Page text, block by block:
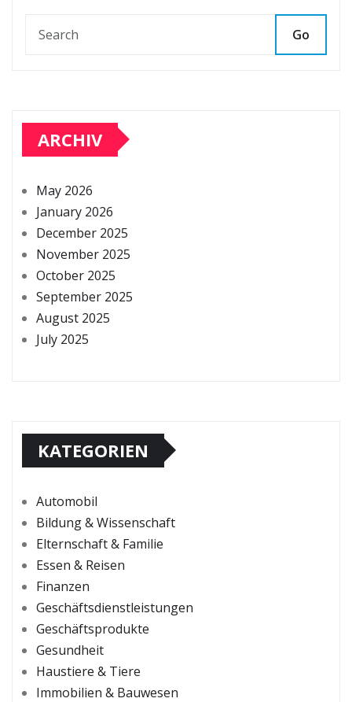
Go
ARCHIV
May 2026
January 2026
December 2025
November 2025
October 2025
September 2025
August 2025
July 2025
KATEGORIEN
Automobil
Bildung & Wissenschaft
Elternschaft & Familie
Essen & Reisen
Finanzen
Geschäftsdienstleistungen
Geschäftsprodukte
Gesundheit
Haustiere & Tiere
Immobilien & Bauwesen